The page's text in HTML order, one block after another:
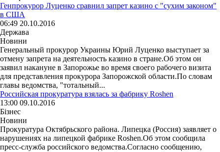
Генпрокурор Луценко сравнил запрет казино с "сухим законом"
в США
06:49 20.10.2016
Держава
Новини
Генеральный прокурор Украины Юрий Луценко выступает за
отмену запрета на деятельность казино в стране.Об этом он
заявил накануне в Запорожье во время своего рабочего визита
для представления прокурора Запорожской области.По словам
главы ведомства, "тотальный...
Российская прокуратура взялась за фабрику Roshen
13:00 09.10.2016
Бізнес
Новини
Прокуратура Октябрьского района. Липецка (Россия) заявляет о
нарушениях на липецкой фабрике Roshen.Об этом сообщила
пресс-служба российского ведомства.Согласно сообщению,